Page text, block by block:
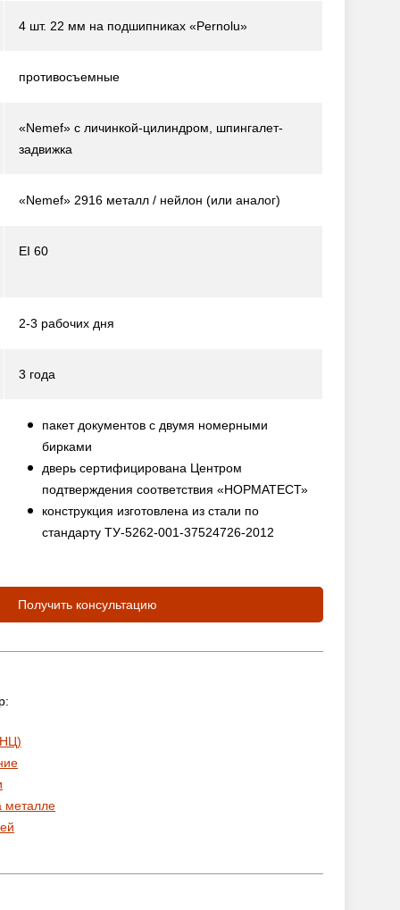
4 шт. 22 мм на подшипниках «Pernolu»
противосъемные
«Nemef» с личинкой-цилиндром, шпингалет-
задвижка
«Nemef» 2916 металл / нейлон (или аналог)
EI 60
2-3 рабочих дня
3 года
пакет документов с двумя номерными
бирками
дверь сертифицирована Центром
подтверждения соответствия «НОРМАТЕСТ»
конструкция изготовлена из стали по
стандарту ТУ-5262-001-37524726-2012
Получить консультацию
металле